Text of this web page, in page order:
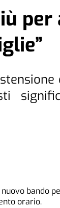
nuovo bando
orario.